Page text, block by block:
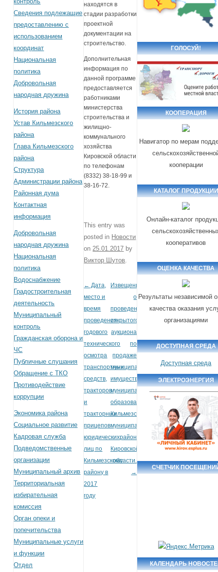
Сведения подлежащие
предоставлению с
использованием
координат
Национальная
политика
Добровольная
народная дружина
История района
Устав Кильмезского
района
Глава Кильмезского
района
Структура
Администрации района
Районная дума
Контактная
информация
Добровольная
народная дружина
Национальная
политика
Водоснабжение
Градостроительная
деятельность
Муниципальный
контроль
Гражданская оборона и
ЧС
Публичные слушания
Обращение с ТКО
Противодействие
коррупции
Экономика района
Социальное развитие
Кадровая служба
Подведомственные
организации
Муниципальный архив
Территориальная
избирательная
комиссия
Орган опеки и
попечительства
Муниципальные услуги
и функции
Отдел
находятся в
стадии разработки
проектной
документации на
строительство.
Дополнительная
информация по
данной программе
предоставляется
работниками
министерства
строительства и
жилищно-
коммунального
хозяйства
Кировской области
по телефонам
(8332) 38-18-99 и
38-16-72.
This entry was
posted in Новости
on 25.01.2017 by
Виктор Шутов
Post navigation
← Дата,
место и
время
проведения
годового
технического
осмотра
транспортных
средств,
тракторов
и
тракторных
прицепов
юридических
лиц по
Кильмезскому
району в
2017
году
Извещение
о
проведении
открытого
аукциона
по
продаже
муниципального
имущества
муниципального
образования
Кильмезский
муниципальный
район
Кировской
области.
→
ГОЛОСУЙ!
КООПЕРАЦИЯ
Навигатор по мерам
кооперации
КАТАЛОГ ПРОДУКЦИИ
Онлайн-каталог
кооперативов
ОЦЕНКА КАЧЕСТВА
Результаты независимой
качества оказания
организациями
ДОСТУПНАЯ СРЕДА
Доступная среда
ЭЛЕКТРОЭНЕРГИЯ
СЧЕТЧИК
КАЛЕНДАРЬ